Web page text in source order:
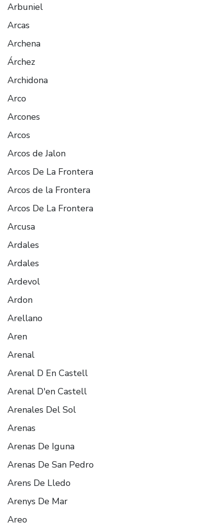
Arbuniel
Arcas
Archena
Árchez
Archidona
Arco
Arcones
Arcos
Arcos de Jalon
Arcos De La Frontera
Arcos de la Frontera
Arcos De La Frontera
Arcusa
Ardales
Ardales
Ardevol
Ardon
Arellano
Aren
Arenal
Arenal D En Castell
Arenal D'en Castell
Arenales Del Sol
Arenas
Arenas De Iguna
Arenas De San Pedro
Arens De Lledo
Arenys De Mar
Areo